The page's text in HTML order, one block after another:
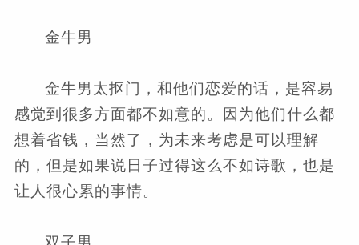
金牛男
金牛男太抠门，和他们恋爱的话，是容易
感觉到很多方面都不如意的。因为他们什么都
想着省钱，当然了，为未来考虑是可以理解
的，但是如果说日子过得这么不如诗歌，也是
让人很心累的事情。